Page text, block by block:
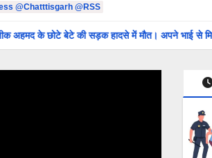
@Chatttisgarh @RSS
बेटे की सड़क हादसे में मौत। अपने भाई से मिलने जा रहा